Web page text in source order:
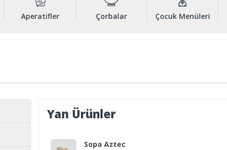
Aperatifler Çorbalar Çocuk Menüleri
Yan Ürünler
Sopa Aztec